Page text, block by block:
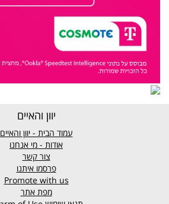
יוון והאיים
עמוד הבית - יוון והאיים
אודות - מי אנחנו
צור קשר
פרסמו איתנו
Promote with us
מפת אתר